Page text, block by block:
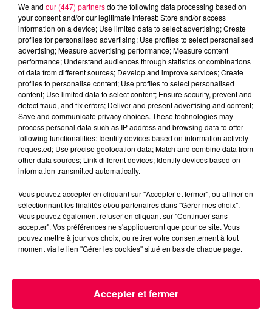
Flash infos
Crédit :Flash infos
podcasts/2023/03/Le-jeu-de-lanniversaire-du-
mardi-21-mars.mp3
We and our (447) partnersdo the following data processing based on
your consent and/or our legitimate interest: Store and/or access
information on a device; Use limited data to select advertising; Create
profiles for personalised advertising; Use profiles to select personalised
advertising; Measure advertising performance; Measure content
performance; Understand audiences through statistics or combinations
of data from different sources; Develop and improve services; Create
profiles to personalise content; Use profiles to select personalised
content; Use limited data to select content; Ensure security, prevent and
detect fraud, and fix errors; Deliver and present advertising and content;
Save and communicate privacy choices. These technologies may
process personal data such as IP address and browsing data to offer
following functionalities: Identify devices based on information actively
requested; Use precise geolocation data; Match and combine data from
other data sources; Link different devices; Identify devices based on
information transmitted automatically.
Vous pouvez accepter en cliquant sur "Accepter et fermer", ou affiner en
sélectionnant les finalités et/ou partenaires dans "Gérer mes choix".
Vous pouvez également refuser en cliquant sur "Continuer sans
accepter". Vos préférences ne s'appliqueront que pour ce site. Vous
pouvez mettre à jour vos choix, ou retirer votre consentement à tout
moment via le lien "Gérer les cookies" situé en bas de chaque page.
Accepter et fermer